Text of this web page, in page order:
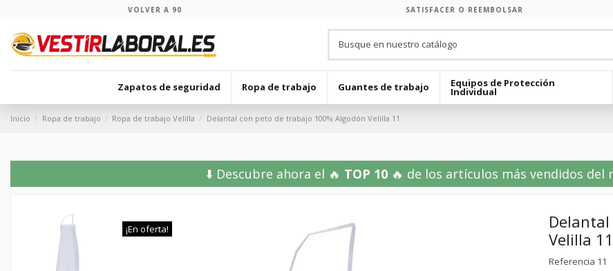
VOLVER A 90 SATISFACER O REEMBOLSAR
Zapatos de seguridad Ropa de trabajo Guantes de trabajo Equipos de Protección
Individual
Inicio Ropa de trabajo Ropa de trabajo Velilla Delantal con peto de trabajo 100% Algodón Velilla 11
⬇️ Descubre ahora el 🔥 TOP 10🔥 de los artículos más vendidos del
¡En oferta!
Velilla 11
Referencia 11